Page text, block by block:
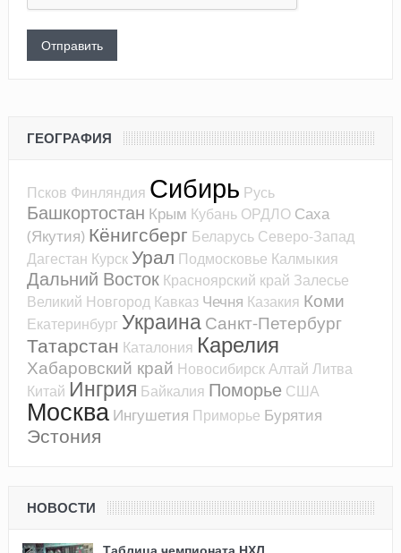
ГЕОГРАФИЯ
Псков Финляндия Сибирь Русь
Башкортостан Крым Кубань ОРДЛО Саха
(Якутия) Кёнигсберг Беларусь Северо-Запад
Дагестан Курск Урал Подмосковье Калмыкия
Дальний Восток Красноярский край Залесье
Великий Новгород Кавказ Чечня Казакия Коми
Екатеринбург Украина Санкт-Петербург
Татарстан Каталония Карелия
Хабаровский край НовосибирскАлтай Литва
Китай Ингрия Байкалия Поморье США
Москва Ингушетия Приморье Бурятия
Эстония
НОВОСТИ